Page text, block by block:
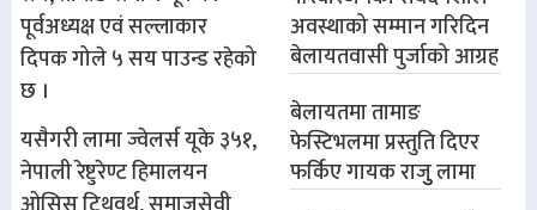
पूर्वअध्यक्ष एवं सल्लाकार
दिपक गोले ५ सय पाउन्ड रहेको
छ ।
यसैगरी लामा ज्वेलर्स यूके ३५१,
नेपाली रेष्टुरेण्ट हिमालयन
अवस्थाको सम्मान गरिदिन
बेलायतवासी पुर्जाको आग्रह
बेलायतमा तामाङ
फेस्टिभलमा प्रस्तुति दिएर
फर्किए गायक राजुु लामा